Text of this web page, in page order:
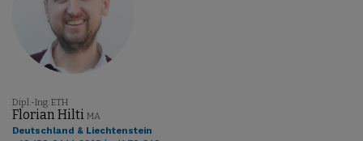
Dipl.-Ing. ETH
Florian Hilti MA
Deutschland & Liechtenstein